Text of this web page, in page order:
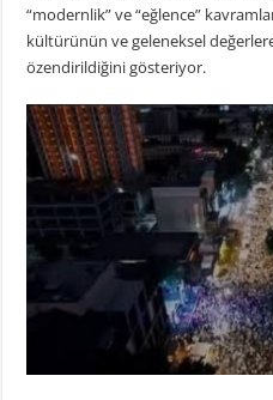
“modernlik” ve “eğlence”
kültürünün ve geleneksel değerlere
özendirildiğini gösteriyor.